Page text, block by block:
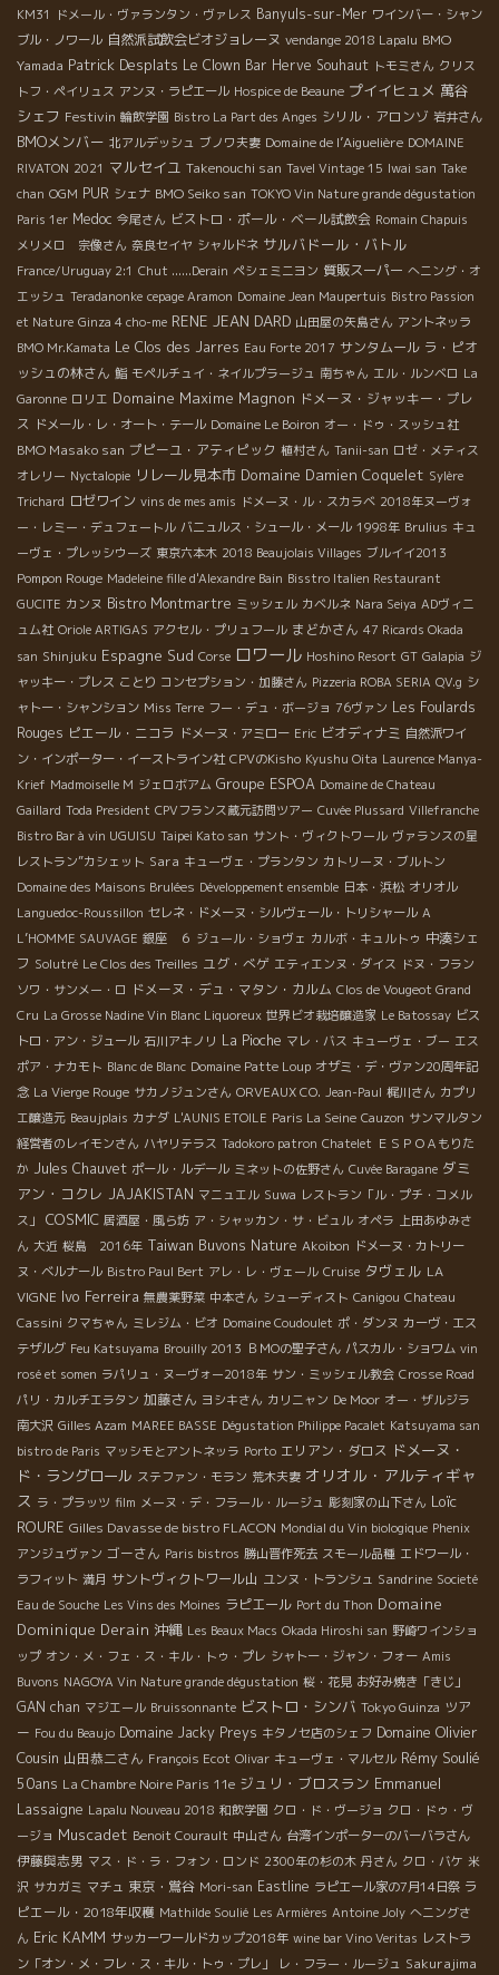
KM31
ドメール・ヴァランタン・ヴァレス Banyuls-sur-Mer ワインバー・シャン
ブル・ノワール 自然派試飲会ビオジョレーヌ vendange 2018 Lapalu BMO
Yamada Patrick Desplats Le Clown Bar Herve Souhaut トモミさん クリス
トフ・ペイリュス アンヌ・ラピエール Hospice de Beaune プイイヒュメ 萬谷
シェフ Festivin 輪飲学園 Bistro La Part des Anges シリル・アロンゾ 岩井さん
BMOメンバー 北アルデッシュ ブノワ夫妻 Domaine de l’Aiguelière DOMAINE
RIVATON 2021 マルセイユ Takenouchi san Tavel Vintage 15 Iwai san Take
chan OGM PUR シェナ BMO Seiko san TOKYO Vin Nature grande dégustation
Paris 1er Medoc 今尾さん ビストロ・ポール・ベール試飲会 Romain Chapuis
メリメロ 宗像さん 奈良セイヤ シャルドネ サルバドール・バトル
France/Uruguay 2:1 Chut ......Derain ペシェミニヨン 質販スーパー へニング・オ
エッシュ Teradanonke cepage Aramon Domaine Jean Maupertuis Bistro Passion
et Nature Ginza 4 cho-me RENE JEAN DARD 山田屋の矢島さん アントネッラ
BMO Mr.Kamata Le Clos des Jarres Eau Forte 2017 サンタムール ラ・ピオ
ッシュの林さん 鮨 モペルチュイ・ネイルプラージュ 南ちゃん エル・ルンベロ La
Garonne ロリエ Domaine Maxime Magnon ドメーヌ・ジャッキー・プレ
ス ドメール・レ・オート・テール Domaine Le Boiron オー・ドゥ・スッシュ社
BMO Masako san プピーユ・アティピック 植村さん Tanii-san ロゼ・メティス
オレリー Nyctalopie リレール見本市 Domaine Damien Coquelet Sylère
Trichard ロゼワイン vins de mes amis ドメーヌ・ル・スカラベ 2018年ヌーヴォ
ー・レミー・デュフェートル バニュルス・シュール・メール 1998年 Brulius キュ
ーヴェ・プレッシウーズ 東京六本木 2018 Beaujolais Villages ブルイイ2013
Pompon Rouge Madeleine fille d'Alexandre Bain Bisstro Italien Restaurant
GUCITE カンヌ Bistro Montmartre ミッシェル カベルネ Nara Seiya ADヴィニ
ュム社 Oriole ARTIGAS アクセル・プリュフール まどかさん 47 Ricards Okada
san Shinjuku Espagne Sud Corse ロワール Hoshino Resort GT Galapia ジ
ャッキー・プレス ことり コンセプション・加藤さん Pizzeria ROBA SERIA QV.g シ
ャトー・シャンション Miss Terre フー・デュ・ボージョ 76ヴァン Les Foulards
Rouges ピエール・ニコラ ドメーヌ・アミロー Eric ビオディナミ 自然派ワイ
ン・インポーター・イーストライン社 CPVのKisho Kyushu Oita Laurence Manya-
Krief Madmoiselle M ジェロボアム Groupe ESPOA Domaine de Chateau
Gaillard Toda President CPVフランス蔵元訪問ツアー Cuvée Plussard Villefranche
Bistro Bar à vin UGUISU Taipei Kato san サント・ヴィクトワール ヴァランスの星
レストラン”カシェット Sara キューヴェ・プランタン カトリーヌ・ブルトン
Domaine des Maisons Brulées Développement ensemble 日本・浜松 オリオル
Languedoc-Roussillon セレネ・ドメーヌ・シルヴェール・トリシャール A
L’HOMME SAUVAGE 銀座 ６ ジュール・ショヴェ カルボ・キュルトゥ 中湊シェ
フ Solutré Le Clos des Treilles ユグ・べゲ エティエンヌ・ダイス ドヌ・フラン
ソワ・サンメー・ロ ドメーヌ・デュ・マタン・カルム Clos de Vougeot Grand
Cru La Grosse Nadine Vin Blanc Liquoreux 世界ビオ栽培醸造家 Le Batossay ビス
トロ・アン・ジュール 石川アキノリ La Pioche マレ・バス キューヴェ・ブー エス
ポア・ナカモト Blanc de Blanc Domaine Patte Loup オザミ・デ・ヴァン20周年記
念 La Vierge Rouge サカノジュンさん ORVEAUX CO. Jean-Paul 梶川さん カプリ
エ醸造元 Beaujplais カナダ L'AUNIS ETOILE Paris La Seine Cauzon サンマルタン
経営者のレイモンさん ハヤリテラス Tadokoro patron Chatelet ＥＳＰＯＡもりた
か Jules Chauvet ポール・ルデール ミネットの佐野さん Cuvée Baragane ダミ
アン・コクレ JAJAKISTAN マニュエル Suwa レストラン「ル・プチ・コメル
ス」
COSMIC 居酒屋・風ら坊 ア・シャッカン・サ・ビュル オペラ 上田あゆみさ
ん 大近 桜島 2016年 Taiwan Buvons Nature Akoibon ドメーヌ・カトリー
ヌ・ベルナール Bistro Paul Bert アレ・レ・ヴェール Cruise タヴェル LA
VIGNE Ivo Ferreira 無農薬野菜 中本さん シューディスト Canigou Chateau
Cassini クマちゃん ミレジム・ビオ Domaine Coudoulet ポ・ダンヌ カーヴ・エス
テザルグ Feu Katsuyama Brouilly 2013 ＢＭОの聖子さん パスカル・ショワム vin
rosé et somen ラパリュ・ヌーヴォー2018年 サン・ミッシェル教会 Crosse Road
パリ・カルチエラタン 加藤さん ヨシキさん カリニャン De Moor オー・ザルジラ
南大沢 Gilles Azam MAREE BASSE Dégustation Philippe Pacalet Katsuyama san
bistro de Paris マッシモとアントネッラ Porto エリアン・ダロス ドメーヌ・
ド・ラングロール ステファン・モラン 荒木夫妻 オリオル・アルティギャ
ス ラ・プラッツ film メーヌ・デ・フラール・ルージュ 彫刻家の山下さん Loïc
ROURE Gilles Davasse de bistro FLACON Mondial du Vin biologique Phenix
アンジュヴァン ゴーさん Paris bistros 勝山晋作死去 スモール品種 エドワール・
ラフィット 満月 サントヴィクトワール山 ユンヌ・トランシュ Sandrine Societé
Eau de Souche Les Vins des Moines ラピエール Port du Thon Domaine
Dominique Derain 沖縄 Les Beaux Macs Okada Hiroshi san 野崎ワインショ
ップ オン・メ・フェ・ス・キル・トゥ・プレ シャトー・ジャン・フォー Amis
Buvons NAGOYA Vin Nature grande dégustation 桜・花見 お好み焼き「きじ」
GAN chan マジエール Bruissonnante ビストロ・シンバ Tokyo Guinza ツア
ー Fou du Beaujo Domaine Jacky Preys キタノセ店のシェフ Domaine Olivier
Cousin 山田恭二さん François Ecot Olivar キューヴェ・マルセル Rémy Soulié
50ans La Chambre Noire Paris 11e ジュリ・ブロスラン Emmanuel
Lassaigne Lapalu Nouveau 2018 和飲学園 クロ・ド・ヴージョ クロ・ドゥ・ヴ
ージョ Muscadet Benoit Courault 中山さん 台湾インポーターのバーバラさん
伊藤與志男 マス・ド・ラ・フォン・ロンド 2300年の杉の木 丹さん クロ・バケ 米
沢 サカガミ マチュ 東京・鴬谷 Mori-san Eastline ラピエール家の7月14日祭 ラ
ピエール・2018年収穫 Mathilde Soulié Les Armières Antoine Joly へニングさ
ん Eric KAMM サッカーワールドカップ2018年 wine bar Vino Veritas レストラ
ン「オン・メ・フレ・ス・キル・トゥ・プレ」
レ・フラー・ルージュ Sakurajima